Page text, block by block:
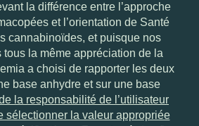
la différence entre l’approche
et l’orientation de Santé
cannabinoïdes, et puisque nos
tous la même appréciation de la
a choisi de rapporter les deux
base anhydre et sur une base
de la responsabilité de l’utilisateur
sélectionner la valeur appropriée